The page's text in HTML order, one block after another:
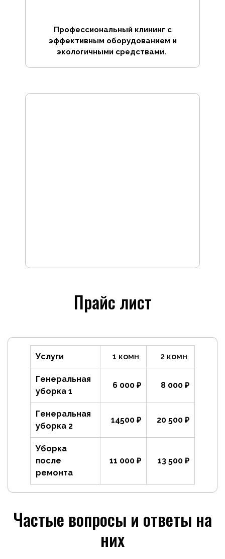
Профессиональный клининг с
эффективным оборудованием и
экологичными средствами.
Прайс лист
Услуги 1 комн 2 комн
Генеральная
уборка 1
6 000 ₽ 8 000 ₽
Генеральная
уборка 2
14500 ₽ 20 500 ₽
Уборка
после
ремонта
11 000 ₽ 13 500 ₽
Частые вопросы и ответы на
них